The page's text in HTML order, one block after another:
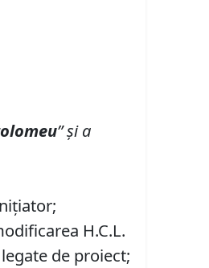
” şi a
H.C.L.
de proiect;